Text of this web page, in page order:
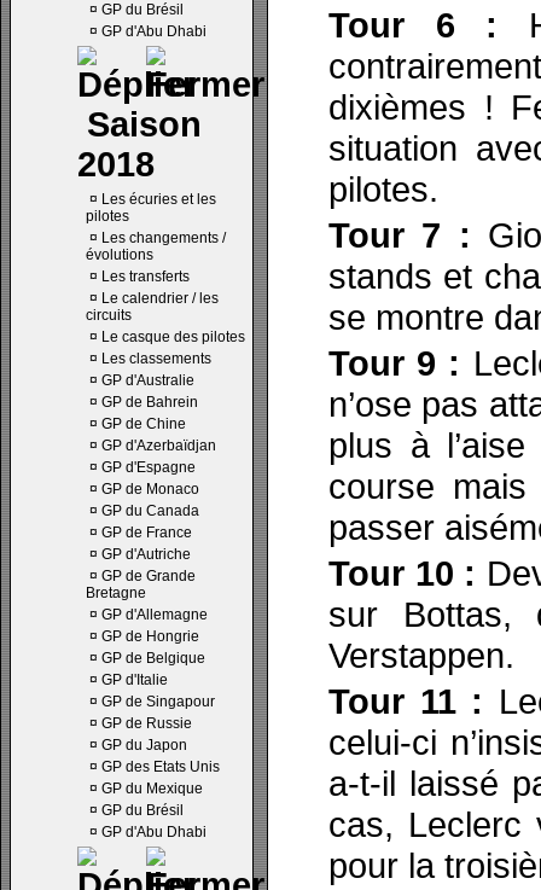
¤ GP du Brésil
¤ GP d'Abu Dhabi
Saison
2018
¤ Les écuries et les
pilotes
¤ Les changements /
évolutions
¤ Les transferts
¤ Le calendrier / les
circuits
¤ Le casque des pilotes
¤ Les classements
¤ GP d'Australie
¤ GP de Bahrein
¤ GP de Chine
¤ GP d'Azerbaïdjan
¤ GP d'Espagne
¤ GP de Monaco
¤ GP du Canada
¤ GP de France
¤ GP d'Autriche
¤ GP de Grande
Bretagne
¤ GP d'Allemagne
¤ GP de Hongrie
¤ GP de Belgique
¤ GP d'Italie
¤ GP de Singapour
¤ GP de Russie
¤ GP du Japon
¤ GP des Etats Unis
¤ GP du Mexique
¤ GP du Brésil
¤ GP d'Abu Dhabi
Tour 6 :
dixièmes !
situation
pilotes.
Tour 7 :
stands et
se montre
Tour 9 :
n’ose pas
plus à
course
passer
Tour 10 :
sur Bottas,
Verstappen.
Tour 11 :
celui-ci
a-t-il laissé
cas, Leclerc
pour la